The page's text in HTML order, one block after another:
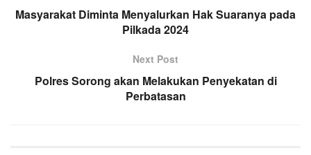
Masyarakat Diminta Menyalurkan Hak Suaranya pada
Pilkada 2024
Next Post
Polres Sorong akan Melakukan Penyekatan di
Perbatasan